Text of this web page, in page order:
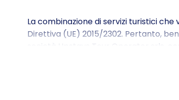
La combinazione di servizi turistici
Direttiva (UE) 2015/2302. Pertanto,
società Upstays Tour Operator srls,